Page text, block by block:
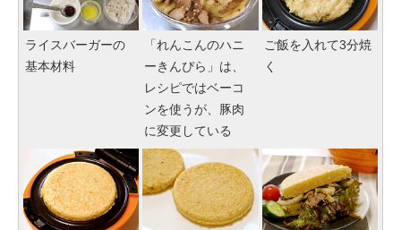
ライスバーガーの
基本材料
「れんこんのハニ
ーきんぴら」は、
レシピではベーコ
ンを使うが、豚肉
に変更している
ご飯を入れて3分焼
く